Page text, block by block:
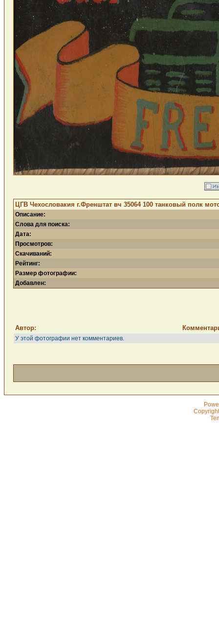
ЦГВ Чехословакия г.Френштат вч 35064 100 танковый полк
Описание:
Слова для поиска:
Дата:
Просмотров:
Скачиваний:
Рейтинг:
Размер фотографии:
Добавлен:
Автор:
У этой фотографии нет комментариев.